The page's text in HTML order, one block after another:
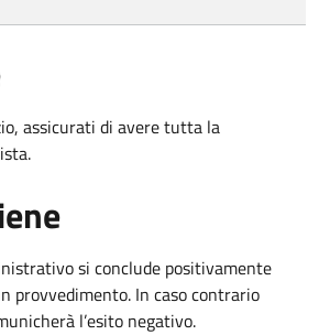
assicurati di avere tutta la
si conclude positivamente
provvedimento. In caso contrario
l’esito negativo.